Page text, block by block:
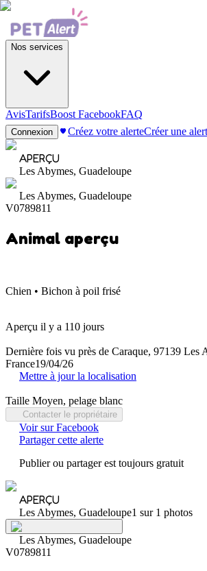
Nos services
AvisTarifsBoost FacebookFAQ
Connexion Créez votre alerteCréer une
APERÇU
Les Abymes, Guadeloupe
Les Abymes, Guadeloupe
V0789811
Animal aperçu
Chien • Bichon à poil frisé
Aperçu il y a 110 jours
Dernière fois vu près de Caraque, 97139 Les
France19/04/26
Mettre à jour la localisation
Taille Moyen, pelage blanc
Contacter le propriétaire
Voir sur Facebook
Partager cette alerte
Publier ou partager est toujours gratuit
APERÇU
Les Abymes, Guadeloupe1 sur 1 photos
Les Abymes, Guadeloupe
V0789811